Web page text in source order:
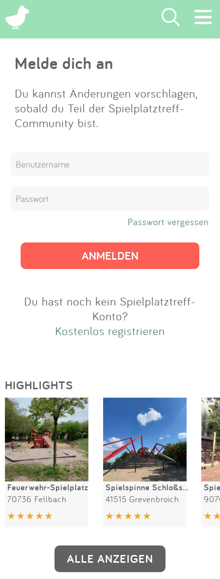
×
Suchen
Eintragen
App
Impressum
Anmelden
Melde dich an
Du kannst Änderungen vorschlagen,
sobald du Teil der Spielplatztreff-
Community bist.
Passwort vergessen
Du hast noch kein Spielplatztreff-
Konto?
Kostenlos registrieren
HIGHLIGHTS
Feuerwehr-Spielplatz
70736 Fellbach
Spielspinne Schloßstraße
41515 Grevenbroich
ALLE ANZEIGEN